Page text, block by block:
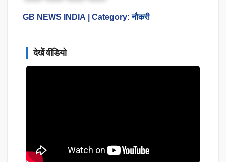
GB NEWS INDIA | Category:नौकरी
देखें वीडियो